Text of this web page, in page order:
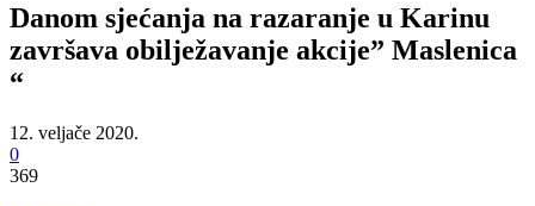
Danom sjećanja na razaranje u Karinu
završava obilježavanje akcije” Maslenica
“
12. veljače 2020.
0
369